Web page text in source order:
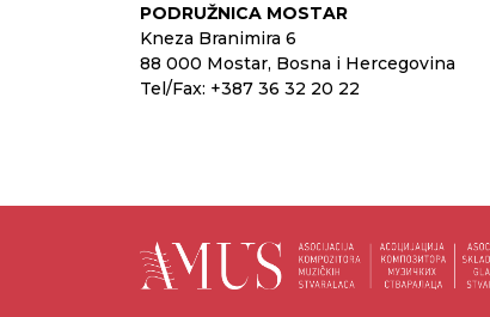
PODRUŽNICA MOSTAR
Kneza Branimira 6
88 000 Mostar, Bosna i Hercegovina
Tel/Fax: +387 36 32 20 22